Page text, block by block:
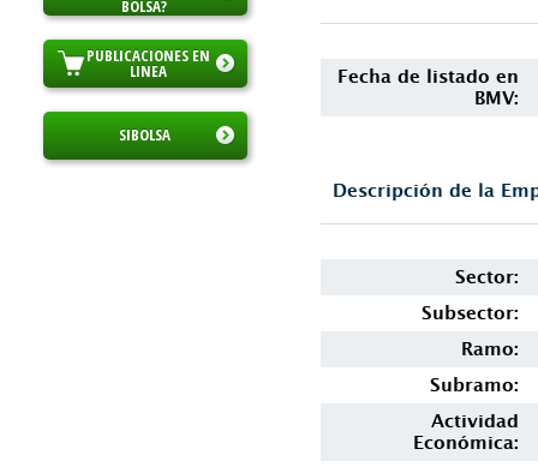
BOLSA?
PUBLICACIONES EN
LINEA
SIBOLSA
Fecha de listado en
BMV:
Descripción de la
Sector:
Subsector:
Ramo:
Subramo:
Actividad
Económica: